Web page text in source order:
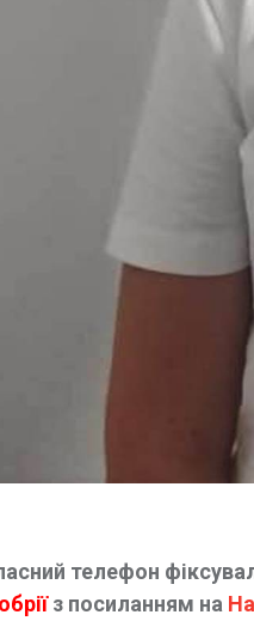
телефон
з посиланням на